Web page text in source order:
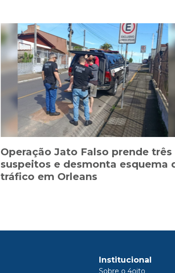
Operação Jato Falso prende três
suspeitos e desmonta esquema
tráfico em Orleans
Institucional
Sobre o 4oito